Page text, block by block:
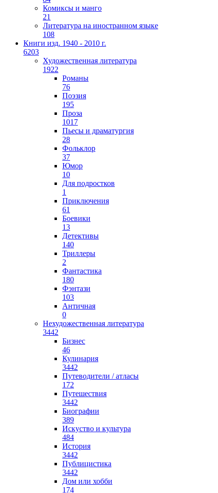
Комиксы и манго
21
Литература на иностранном языке
108
Книги изд. 1940 - 2010 г.
6203
Художественная литература
1922
Романы
76
Поэзия
195
Проза
1017
Пьесы и драматургия
28
Фольклор
37
Юмор
10
Для подростков
1
Приключения
61
Боевики
13
Детективы
140
Триллеры
2
Фантастика
180
Фэнтази
103
Античная
0
Нехудожественная литература
3442
Бизнес
46
Кулинария
3442
Путеводители / атласы
172
Путешествия
3442
Биографии
389
Искуство и культура
484
История
3442
Публицистика
3442
Дом или хобби
174